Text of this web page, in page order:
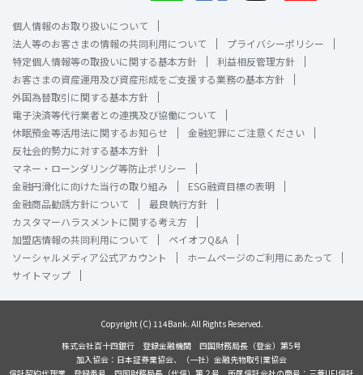
個人情報のお取り扱いについて
法人等のお客さまの情報の共同利用について
プライバシーポリシー
特定個人情報等の取扱いに関する基本方針
利益相反管理方針
お客さまの資産運用及び資産形成をご支援する業務の基本方針
外国為替取引に関する基本方針
電子決済等代行業者との連携及び協働について
休眠預金等活用法に関するお知らせ
金融犯罪にご注意ください
反社会的勢力に対する基本方針
マネー・ローンダリング等防止ポリシー
金融円滑化に向けた当行の取り組み
ESG融資目標の表明
金融商品勧誘方針について
最良執行方針
カスタマーハラスメントに関する考え方
加盟店情報の共同利用について
ペイオフQ&A
ソーシャルメディア公式アカウント
ホームページのご利用にあたって
サイトマップ
Copyright (C) 114Bank. All Rights Reserved.
株式会社百十四銀行 登録金融機関 四国財務局長（登金）第5号
加入協会：日本証券業協会、（一社）金融先物取引業協会